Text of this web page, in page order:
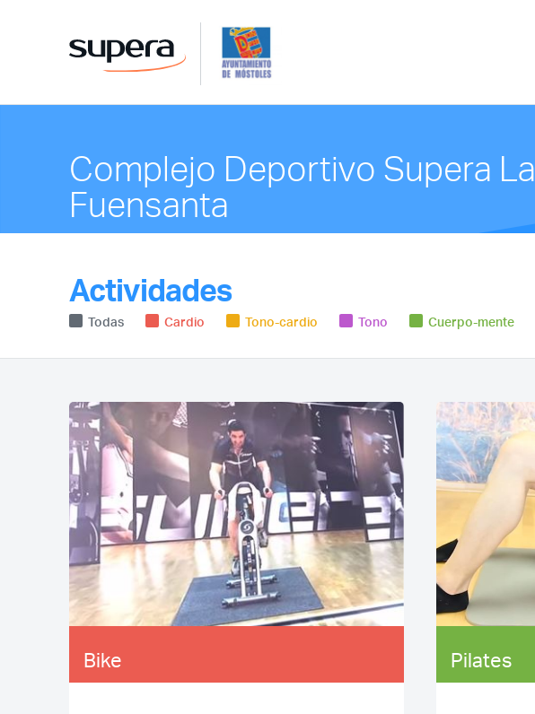
Complejo Deportivo Supera La
Fuensanta
Actividades
Todas Cardio Tono-cardio Tono Cuerpo-mente
Bike Pilates